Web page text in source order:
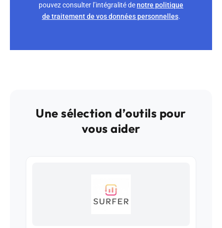
pouvez consulter l’intégralité denotre politique
de traitement de vos données personnelles.
Une sélection d’outils pour
vous aider